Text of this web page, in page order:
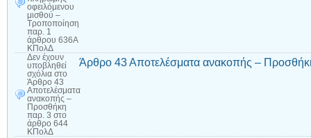
οφειλόμενου
μισθού –
Τροποποίηση
παρ. 1
άρθρου 636Α
ΚΠολΔ
Δεν έχουν
υποβληθεί
σχόλια στο
Άρθρο 43
Αποτελέσματα
ανακοπής –
Προσθήκη
παρ. 3 στο
άρθρο 644
ΚΠολΔ
Άρθρο 43 Αποτελέσματα ανακοπής –